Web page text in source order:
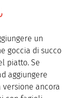
un
goccia di succo
piatto. Se
aggiungere
versione ancora